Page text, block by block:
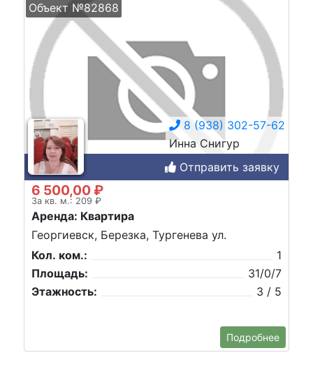
Объект №82868
8 (938) 302-57-62
Инна Снигур
Отправить заявку
6 500,00 ₽
За кв. м.: 209 ₽
Аренда: Квартира
Георгиевск, Березка, Тургенева ул.
Кол. ком.:
1
Площадь:
31/0/7
Этажность:
3 / 5
Подробнее